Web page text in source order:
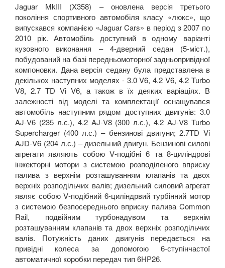
Jaguar MkIII (X358) – оновлена версія третього
покоління спортивного автомобіля класу «люкс», що
випускався компанією «Jaguar Cars» в період з 2007 по
2010 рік. Автомобіль доступний в одному варіанті
кузовного виконання – 4-дверний седан (5-міст.),
побудований на базі передньомоторної задньопривідної
компоновки. Дана версія седану була представлена в
декількох наступних моделях - 3.0V6, 4.2V6, 4.2Turbo
V8, 2.7 TD Vi V6, а також в їх деяких варіаціях. В
залежності від моделі та комплектації оснащувався
автомобіль наступним рядом доступних двигунів: 3.0
AJ-V6 (235 л.с.), 4.2 AJ-V8 (300 л.с.), 4.2AJ-V8Turbo
Supercharger (400 л.с.) – бензинові двигуни; 2.7TD Vi
AJD-V6 (204 л.с.) – дизельний двигун. Бензинові силові
агрегати являють собою V-подібні 6 та 8-циліндрові
інжекторні мотори з системою розподіленого вприску
палива з верхнім розташуванням клапанів та двох
верхніх розподільчих валів; дизельний силовий агрегат
являє собоюV-подібний 6-циліндрвий турбінний мотор
з системою безпосереднього вприску палива Common
Rail, подвійним турбонадувом та верхнім
розташуванням клапанів та двох верхніх розподільчих
валів. Потужність даних двигунів передається на
привідні колеса за допомогою 6-ступінчастої
автоматичної коробки передач тип 6HP26.